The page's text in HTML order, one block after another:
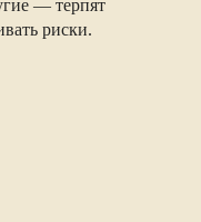
— терпят
риски.